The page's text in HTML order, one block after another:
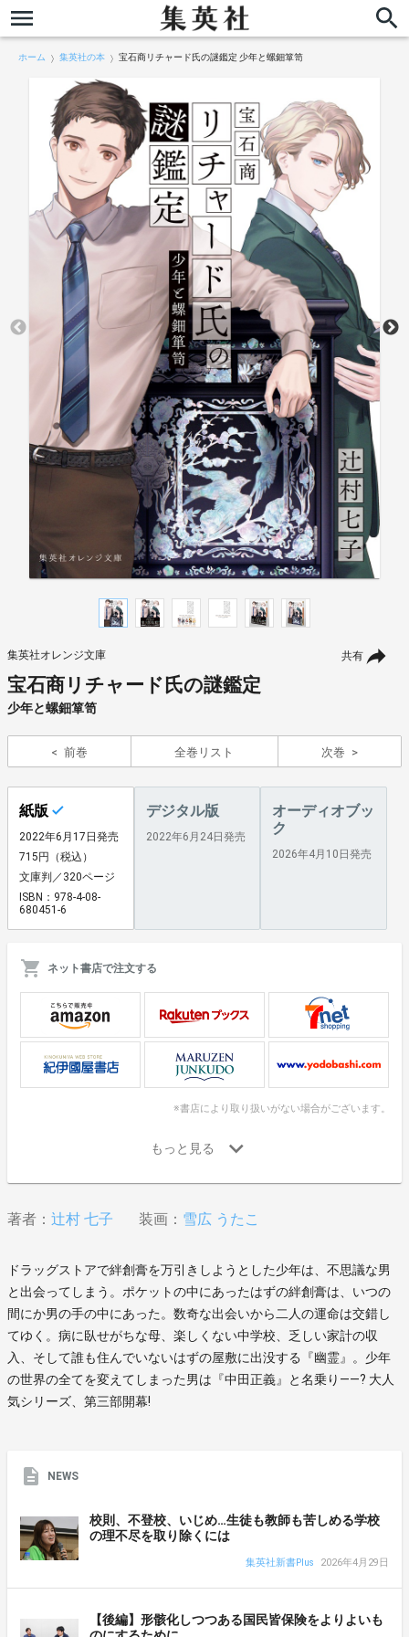
ホーム 集英社の本 宝石商リチャード氏の謎鑑定 少年と螺鈿箪笥
共有
集英社オレンジ文庫
宝石商リチャード氏の謎鑑定
少年と螺鈿箪笥
前巻 全巻リスト 次巻
紙版
2022年6月17日発売
715円（税込）
文庫判／320ページ
ISBN：978-4-08-
680451-6
デジタル版
2022年6月24日発売
オーディオブッ
ク
2026年4月10日発売
ネット書店で注文する
※書店により取り扱いがない場合がございます。
著者： 辻村 七子 装画： 雪広 うたこ
ドラッグストアで絆創膏を万引きしようとした少年は、不思議な男
と出会ってしまう。ポケットの中にあったはずの絆創膏は、いつの
間にか男の手の中にあった。数奇な出会いから二人の運命は交錯し
てゆく。病に臥せがちな母、楽しくない中学校、乏しい家計の収
入、そして誰も住んでいないはずの屋敷に出没する『幽霊』。少年
の世界の全てを変えてしまった男は『中田正義』と名乗り――? 大人
気シリーズ、第三部開幕!
NEWS
校則、不登校、いじめ…生徒も教師も苦しめる学校
の理不尽を取り除くには
集英社新書Plus 2026年4月29日
【後編】形骸化しつつある国民皆保険をよりよいも